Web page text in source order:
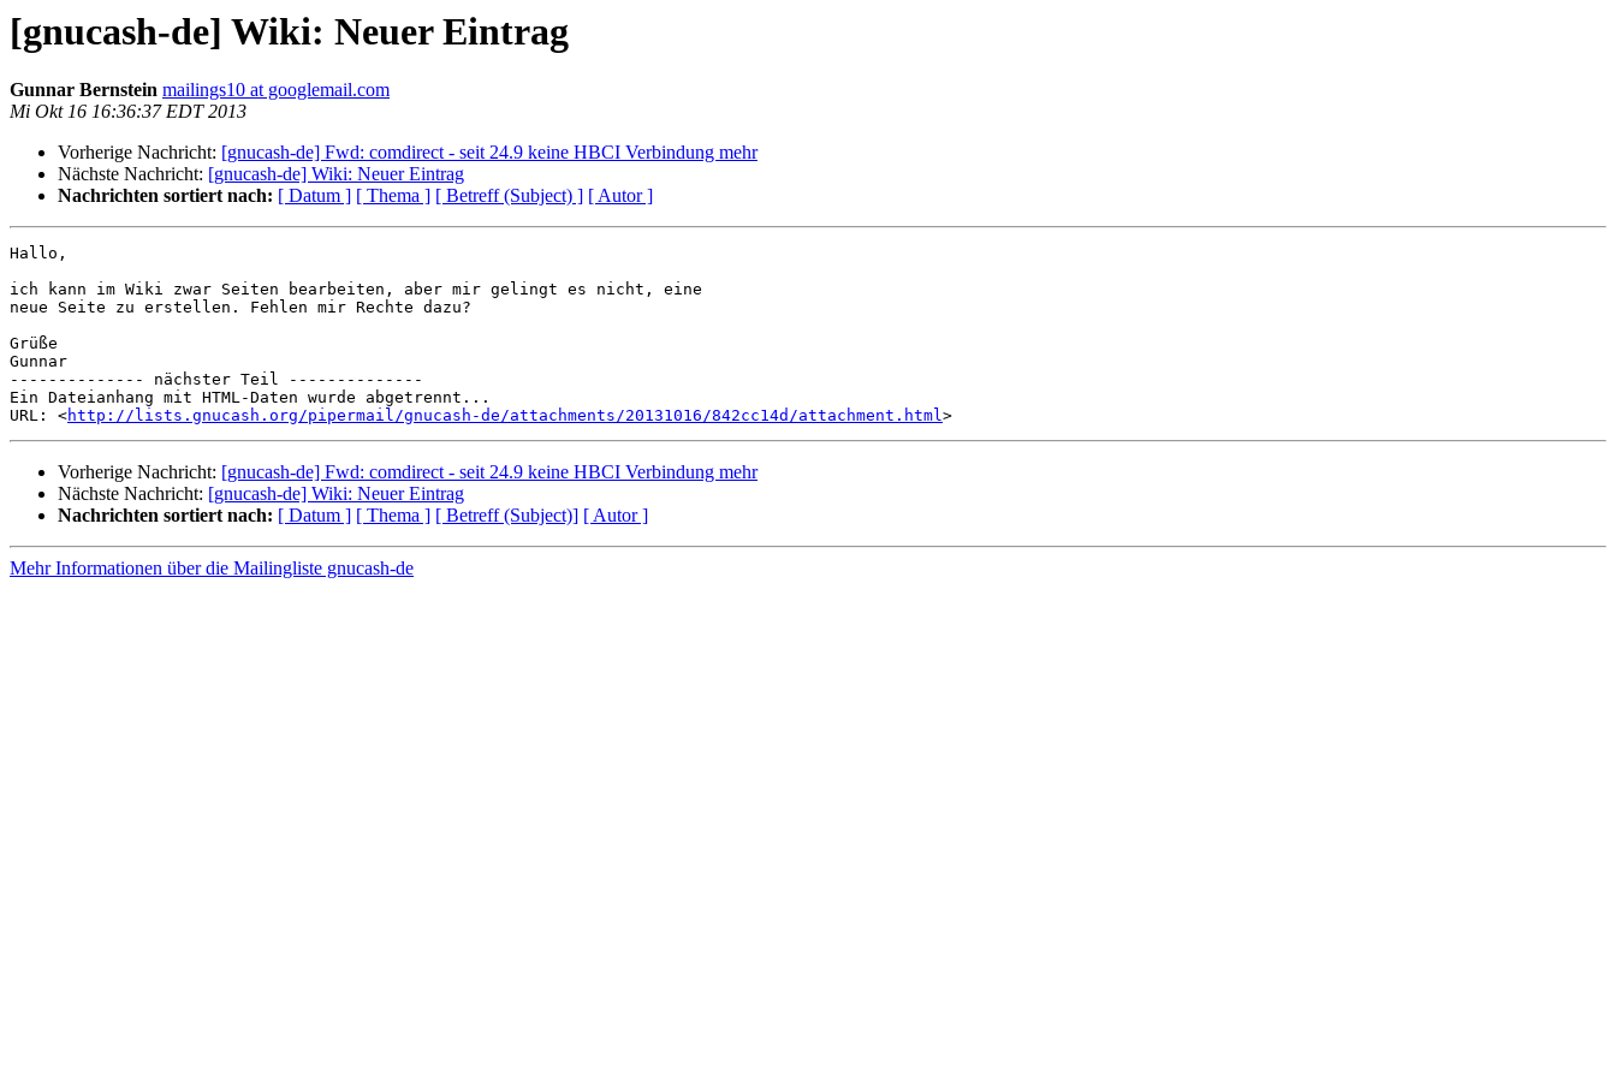
[gnucash-de] Wiki: Neuer Eintrag
Gunnar Bernstein mailings10 at googlemail.com
Mi Okt 16 16:36:37 EDT 2013
Vorherige Nachricht: [gnucash-de] Fwd: comdirect - seit 24.9 keine HBCI Verbindung mehr
Nächste Nachricht: [gnucash-de] Wiki: Neuer Eintrag
Nachrichten sortiert nach: [ Datum ] [ Thema ] [ Betreff (Subject) ] [ Autor ]
Hallo,
ich kann im Wiki zwar Seiten bearbeiten, aber mir gelingt es nicht, eine
neue Seite zu erstellen. Fehlen mir Rechte dazu?
Grüße
Gunnar
-------------- nächster Teil --------------
Ein Dateianhang mit HTML-Daten wurde abgetrennt...
URL: <http://lists.gnucash.org/pipermail/gnucash-de/attachments/20131016/842cc14d/attachment.html
Vorherige Nachricht: [gnucash-de] Fwd: comdirect - seit 24.9 keine HBCI Verbindung mehr
Nächste Nachricht: [gnucash-de] Wiki: Neuer Eintrag
Nachrichten sortiert nach: [ Datum ] [ Thema ] [ Betreff (Subject)] [ Autor ]
Mehr Informationen über die Mailingliste gnucash-de